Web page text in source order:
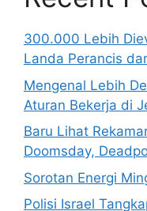
300.000 Lebih
Landa Perancis
Mengenal Lebih
Aturan Bekerja di
Baru Lihat
Doomsday,
Sorotan Energi
Polisi Israel